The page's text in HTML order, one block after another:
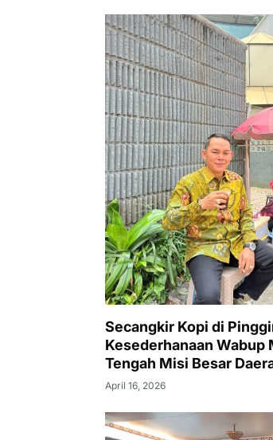
Secangkir Kopi di
Kesederhanaan Wabup
Tengah Misi Besar
April 16, 2026